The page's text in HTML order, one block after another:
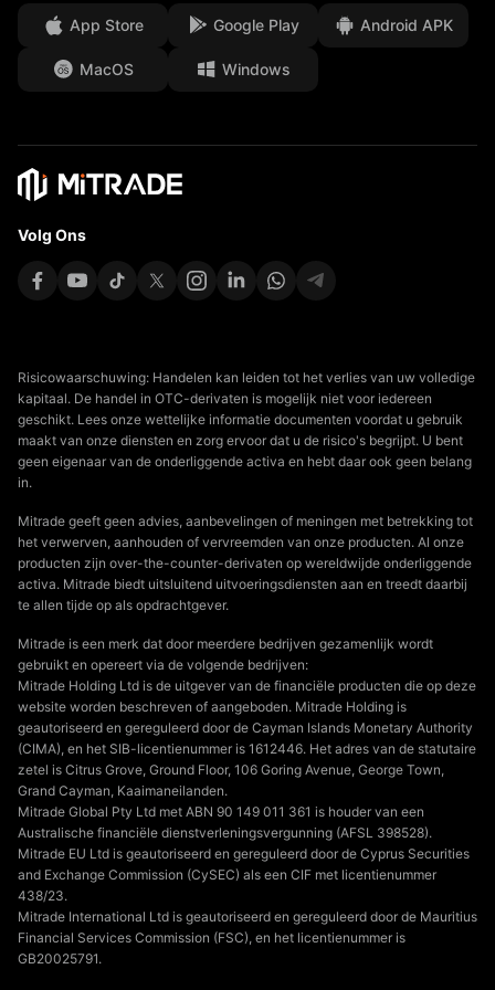
App Store Google Play Android APK
MacOS Windows
Volg Ons
Risicowaarschuwing: Handelen kan leiden tot het verlies van uw volledige
kapitaal. De handel in OTC-derivaten is mogelijk niet voor iedereen
geschikt. Lees onze wettelijke informatie documenten voordat u gebruik
maakt van onze diensten en zorg ervoor dat u de risico's begrijpt. U bent
geen eigenaar van de onderliggende activa en hebt daar ook geen belang
in.
Mitrade geeft geen advies, aanbevelingen of meningen met betrekking tot
het verwerven, aanhouden of vervreemden van onze producten. Al onze
producten zijn over-the-counter-derivaten op wereldwijde onderliggende
activa. Mitrade biedt uitsluitend uitvoeringsdiensten aan en treedt daarbij
te allen tijde op als opdrachtgever.
Mitrade is een merk dat door meerdere bedrijven gezamenlijk wordt
gebruikt en opereert via de volgende bedrijven:
Mitrade Holding Ltd is de uitgever van de financiële producten die op deze
website worden beschreven of aangeboden. Mitrade Holding is
geautoriseerd en gereguleerd door de Cayman Islands Monetary Authority
(CIMA), en het SIB-licentienummer is 1612446. Het adres van de statutaire
zetel is Citrus Grove, Ground Floor, 106 Goring Avenue, George Town,
Grand Cayman, Kaaimaneilanden.
Mitrade Global Pty Ltd met ABN 90 149 011 361 is houder van een
Australische financiële dienstverleningsvergunning (AFSL 398528).
Mitrade EU Ltd is geautoriseerd en gereguleerd door de Cyprus Securities
and Exchange Commission (CySEC) als een CIF met licentienummer
438/23.
Mitrade International Ltd is geautoriseerd en gereguleerd door de Mauritius
Financial Services Commission (FSC), en het licentienummer is
GB20025791.